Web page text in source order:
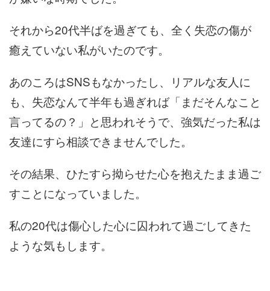
それから20代半ばを過ぎても、全く失恋の傷が
癒えていない私がいたのです。
あのころはSNSもなかったし、リアルな友人に
も、失恋なんて半年も過ぎれば「まだそんなこと
言ってるの？」と思われそうで、強気だった私は
友達にすら相談できませんでした。
その結果、ひたすら拗らせた心を抱えたまま過ご
すことになっていました。
私の20代は傷心した心に囚われて過ごしてきた
ような気もします。